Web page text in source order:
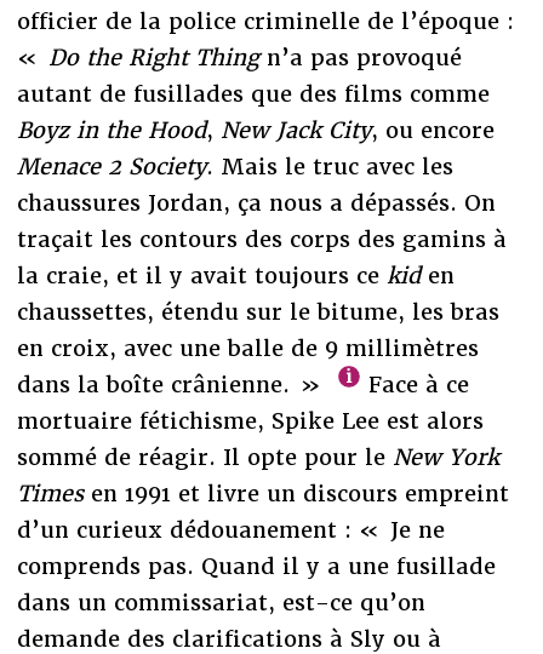
officier de la police criminelle de l’époque :
« Do the Right Thingn’a pas provoqué
autant de fusillades que des films comme
Boyz in the Hood, New Jack City, ou encore
Menace 2 Society. Mais le truc avec les
chaussures Jordan, ça nous a dépassés. On
traçait les contours des corps des gamins à
la craie, et il y avait toujours ce kiden
chaussettes, étendu sur le bitume, les bras
en croix, avec une balle de 9 millimètres
dans la boîte crânienne. »
Face à ce
mortuaire fétichisme, Spike Lee est alors
sommé de réagir. Il opte pour le New York
Timesen 1991 et livre un discours empreint
d’un curieux dédouanement : « Je ne
comprends pas. Quand il y a une fusillade
dans un commissariat, est-ce qu’on
demande des clarifications à Sly ou à